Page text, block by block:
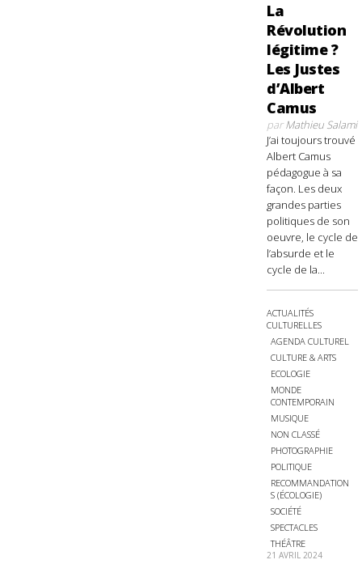
La
Révolution
légitime ?
Les Justes
d’Albert
Camus
parMathieu Salami
J’ai toujours trouvé
Albert Camus
pédagogue à sa
façon. Les deux
grandes parties
politiques de son
oeuvre, le cycle de
l’absurde et le
cycle de la...
ACTUALITÉS
CULTURELLES
AGENDA CULTUREL
CULTURE & ARTS
ECOLOGIE
MONDE
CONTEMPORAIN
MUSIQUE
NON CLASSÉ
PHOTOGRAPHIE
POLITIQUE
RECOMMANDATION
S (ÉCOLOGIE)
SOCIÉTÉ
SPECTACLES
THÉÂTRE
21 AVRIL 2024